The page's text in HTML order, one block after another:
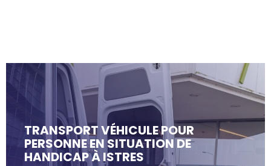
TRANSPORT VÉHICULE POUR
PERSONNE EN SITUATION DE
HANDICAP À ISTRES